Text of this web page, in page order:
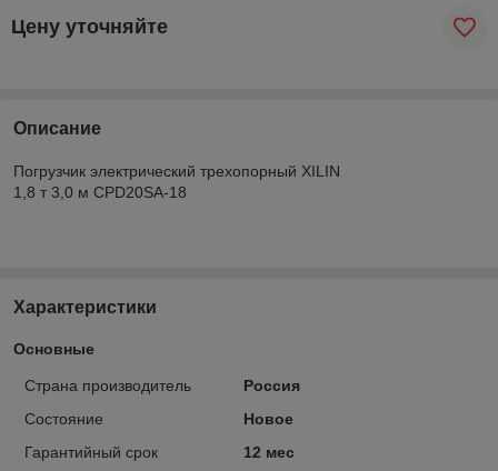
Цену уточняйте
Описание
Погрузчик электрический трехопорный XILIN
1,8 т 3,0 м CPD20SA-18
Характеристики
Основные
Страна производитель
Россия
Состояние
Новое
Гарантийный срок
12 мес